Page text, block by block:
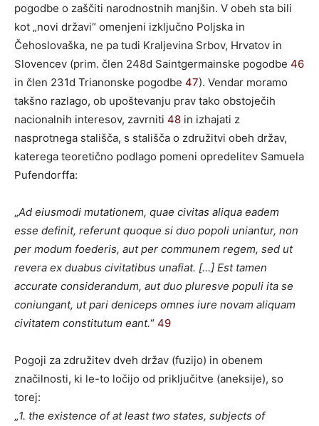
pogodbe o zaščiti narodnostnih manjšin. V obeh sta bili
kot „novi državi“ omenjeni izključno Poljska in
Čehoslovaška, ne pa tudi Kraljevina Srbov, Hrvatov in
Slovencev (prim. člen 248d Saintgermainske pogodbe 46
in člen 231d Trianonske pogodbe 47). Vendar moramo
takšno razlago, ob upoštevanju prav tako obstoječih
nacionalnih interesov, zavrniti 48 in izhajati z
nasprotnega stališča, s stališča o združitvi obeh držav,
katerega teoretično podlago pomeni opredelitev Samuela
Pufendorffa:
„Ad eiusmodi mutationem, quae civitas aliqua eadem
esse definit, referunt quoque si duo popoli uniantur, non
per modum foederis, aut per communem regem, sed ut
revera ex duabus civitatibus unafiat. […] Est tamen
accurate considerandum, aut duo pluresve populi ita se
coniungant, ut pari deniceps omnes iure novam aliquam
civitatem constitutum eant.“ 49
Pogoji za združitev dveh držav (fuzijo) in obenem
značilnosti, ki le-to ločijo od priključitve (aneksije), so
torej:
„1. the existence of at least two states, subjects of